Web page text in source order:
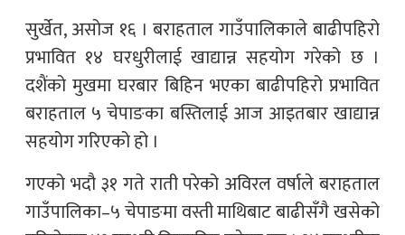
सुर्खेत, असोज १६ । बराहताल गाउँपालिकाले बाढीपहिरो
प्रभावित १४ घरधुरीलाई खाद्यान्न सहयोग गरेको छ ।
दशैंको मुखमा घरबार बिहिन भएका बाढीपहिरो प्रभावित
बराहताल ५ चेपाङका बस्तिलाई आज आइतबार खाद्यान्न
सहयोग गरिएको हो ।
गएको भदौ ३१ गते राती परेको अविरल वर्षाले बराहताल
गाउँपालिका–५ चेपाङमा वस्ती माथिबाट बाढीसँगै खसेको